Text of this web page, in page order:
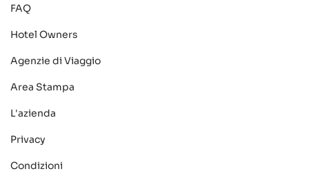
FAQ
Hotel Owners
Agenzie di Viaggio
Area Stampa
L'azienda
Privacy
Condizioni